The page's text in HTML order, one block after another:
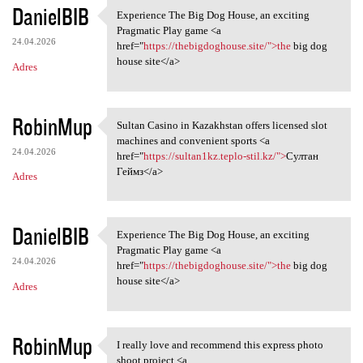
DanielBIB
24.04.2026
Adres
Experience The Big Dog House,
Experience The Big Dog House, an exciting
Pragmatic Play game <a
href="https://thebigdoghouse.site/">thebig dog
house site</a>
RobinMup
24.04.2026
Adres
Sultan Casino in Kazakhstan
Sultan Casino in Kazakhstan offers licensed slot
machines and convenient sports <a
href="https://sultan1kz.teplo-stil.kz/">Султан
Геймз</a>
DanielBIB
24.04.2026
Adres
Experience The Big Dog House,
Experience The Big Dog House, an exciting
Pragmatic Play game <a
href="https://thebigdoghouse.site/">thebig dog
house site</a>
RobinMup I really love and recommend
I really love and recommend this express photo
shoot project <a